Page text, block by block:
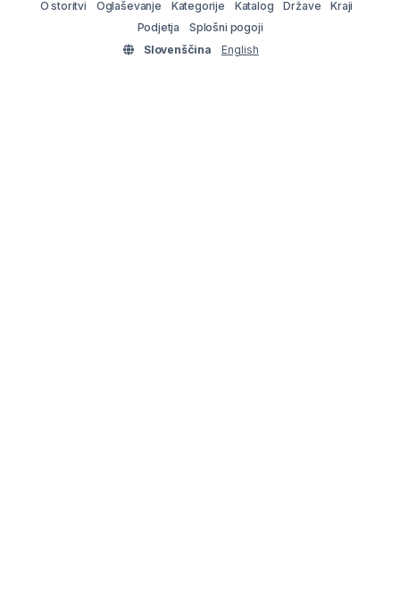
O storitvi Oglaševanje Kategorije Katalog Države
Kraji
Podjetja
Splošni pogoji
Slovenščina
English